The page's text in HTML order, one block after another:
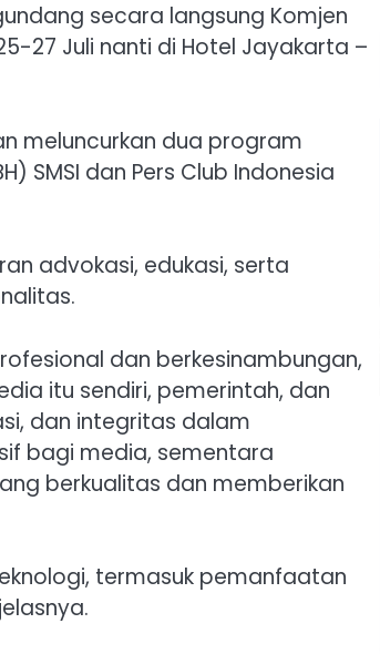
secara langsung Komjen
27 Juli nanti di Hotel Jayakarta –
meluncurkan dua program
SMSI dan Pers Club Indonesia
advokasi, edukasi, serta
dan berkesinambungan,
itu sendiri, pemerintah, dan
dan integritas dalam
bagi media, sementara
berkualitas dan memberikan
termasuk pemanfaatan